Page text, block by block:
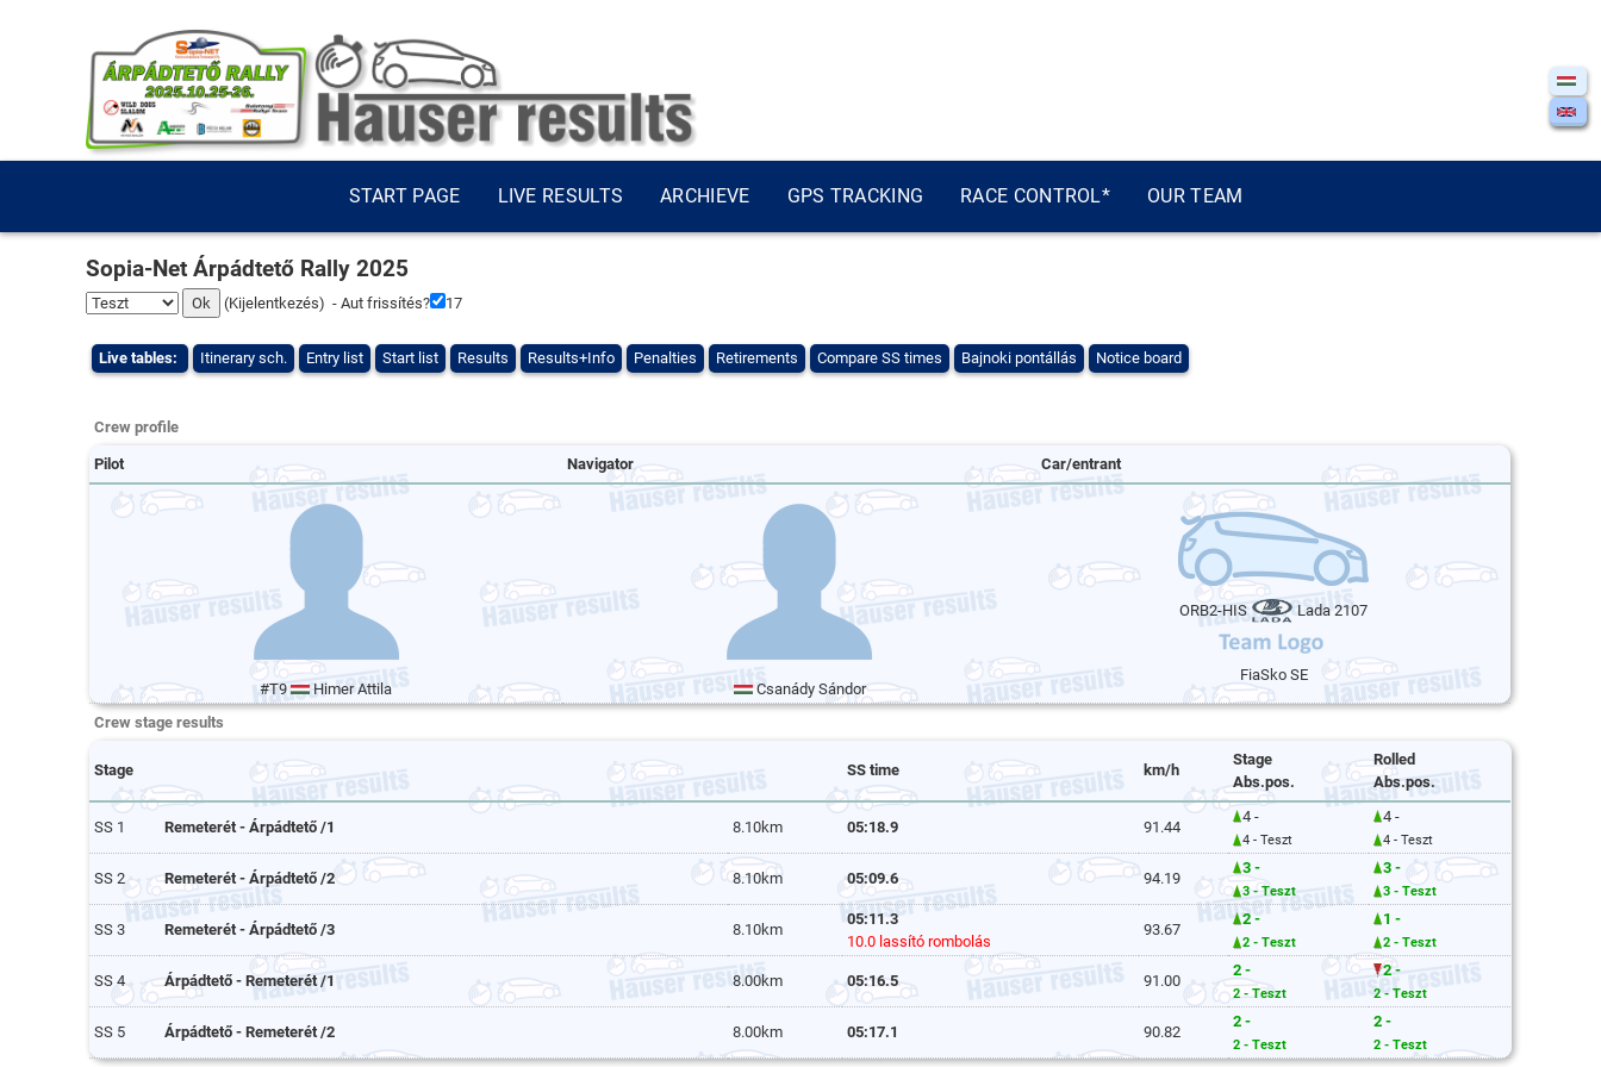
START PAGE LIVE RESULTS ARCHIEVE GPS TRACKING RACE CONTROL* OUR TEAM
Sopia-Net Árpádtető Rally 2025
(Kijelentkezés) - Aut frissítés? 16
Live tables: Itinerary sch. Entry list Start list Results Results+Info Penalties Retirements Compare SS times Bajnoki pontállás Notice board
Crew profile
Pilot Navigator Car/entrant
#T9 Himer Attila Csanády Sándor
ORB2-HIS Lada 2107
FiaSko SE
Crew stage results
Stage SS time km/h
Stage
Abs.pos.
Rolled
Abs.pos.
SS 1 Remeterét - Árpádtető /1 8.10km 05:18.9 91.44
4 -
4 - Teszt
4 -
4 - Teszt
SS 2 Remeterét - Árpádtető /2 8.10km 05:09.6 94.19
3 -
3 - Teszt
3 -
3 - Teszt
SS 3 Remeterét - Árpádtető /3 8.10km
05:11.3
10.0 lassító rombolás
93.67
2 -
2 - Teszt
1 -
2 - Teszt
SS 4 Árpádtető - Remeterét /1 8.00km 05:16.5 91.00
2 -
2 - Teszt
2 -
2 - Teszt
SS 5 Árpádtető - Remeterét /2 8.00km 05:17.1 90.82
2 -
2 - Teszt
2 -
2 - Teszt